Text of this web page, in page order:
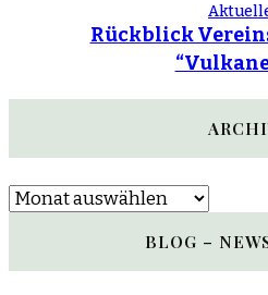
Rückblick
Archiv
BLOG –